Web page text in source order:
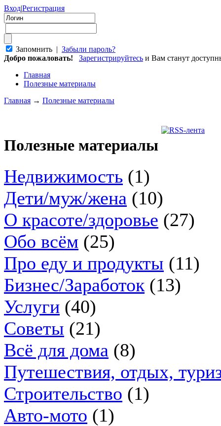
Вход|Регистрация
Запомнить | Забыли пароль?
Добро пожаловать!
Зарегистрируйтесь и Вам станут
Главная
Полезные материалы
Главная → Полезные материалы
Полезные материалы
Недвижимость (1)
Дети/муж/жена (10)
О красоте/здоровье (27)
Обо всём (25)
Про еду и продукты (11)
Бизнес/Заработок (13)
Услуги (40)
Советы (21)
Всё для дома (8)
Путешествия, отдых,
Строительство (1)
Авто-мото (1)